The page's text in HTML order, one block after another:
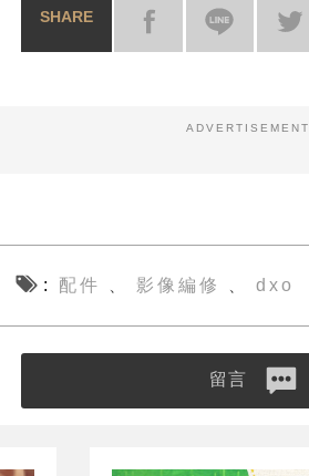
SHARE
ADVERTISEMENT
配件 、 影像編修 、 dxo
留言